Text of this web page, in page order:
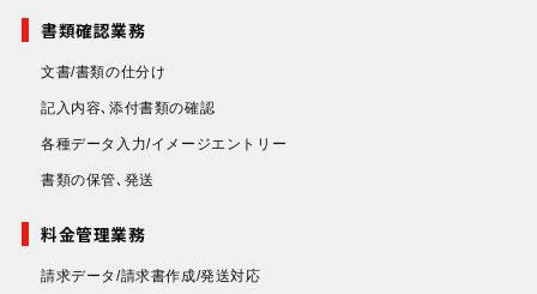
書類確認業務
文書/書類の仕分け
記入内容､添付書類の確認
各種データ入力/イメージエントリー
書類の保管､発送
料金管理業務
請求データ/請求書作成/発送対応